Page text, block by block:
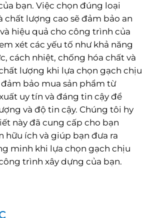
bạn. Việc chọn đúng loại
chất lượng cao sẽ đảm bảo an
hiệu quả cho công trình của
xét các yếu tố như khả năng
cách nhiệt, chống hóa chất và
lượng khi lựa chọn gạch chịu
đảm bảo mua sản phẩm từ
uy tín và đáng tin cậy để
và độ tin cậy. Chúng tôi hy
này đã cung cấp cho bạn
hữu ích và giúp bạn đưa ra
minh khi lựa chọn gạch chịu
trình xây dựng của bạn.